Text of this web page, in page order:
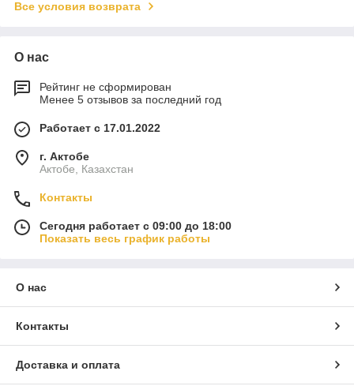
Все условия возврата
О нас
Рейтинг не сформирован
Менее 5 отзывов за последний год
Работает с 17.01.2022
г. Актобе
Актобе, Казахстан
Контакты
Сегодня работает с 09:00 до 18:00
Показать весь график работы
О нас
Контакты
Доставка и оплата